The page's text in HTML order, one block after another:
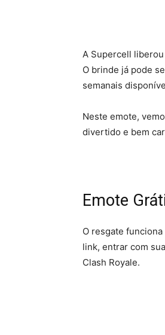
A Supercell
O brinde já pode
semanais
Neste emote,
divertido e bem
Emote
O resgate
link, entrar com
Clash Royale.